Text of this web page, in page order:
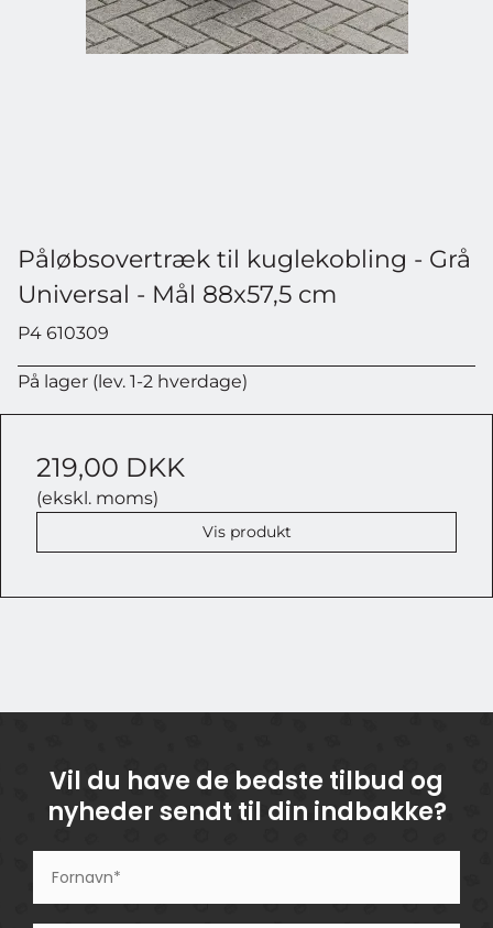
Påløbsovertræk til kuglekobling - Grå
Universal - Mål 88x57,5 cm
P4 610309
På lager (lev. 1-2 hverdage)
219,00 DKK
(ekskl. moms)
Vis produkt
Vil du have de bedste tilbud og
nyheder sendt til din indbakke?